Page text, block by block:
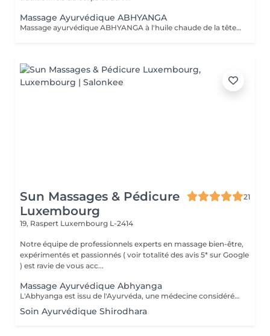
Massage Ayurvédique ABHYANGA
Massage ayurvédique ABHYANGA à l'huile chaude de la tête aux pieds C'est un massage enveloppant et relaxant aux huiles végétales chaudes et des huiles essentielles, soigneusement sélectionnées en fonction des bienfaits recherchés et pour équilibrer votre Dosha (Vata, Kapha ou Pitta). De manière générale, ce massage permet de détoxifier, revitaliser et de lutter contre le stress et le vieillissement. Lors de la séance la praticienne utilise différentes huiles précieuses auyurvediques Des huiles ayurvédique capillaires Huile Keranya Potion capillaire puissante à base de graines du Cumin Noir pour les forces des cheveux Huile Ambhring Revitaliseur aux herbes Amla et Bhringraj (pour les cheveux mous, sans vie, matures et grisonnants) Huile Nectar Rukshadi pour les cheveux secs et au cuir chevelu squameux Elixir capillaire Saromyas avec l'extrait de Lotus sacré pour les cheveux terne, sans éclat et rêches Les huiles ayurvédiques précieuses pour le visage Huile Bharanyu revitalisante au curcuma, de la racine apaisante de Manjistha, de fruit Amla et de la cannelle. Huile Saine Paraania purifiante et éclaircissante de l'arbre quinquina d'Inde avec les huiles essentielles de Gardénia, de Jasmin et de Néroli. Ces huiles sont reparties en grande quantité sur l'ensemble du corps. Du cuir chevelu aux orteils, chaque zone du corps est massée pour le libérer de toutes ses tensions. Selon l'esprit d'Abyhanga, les énergies négatives glissent sur le corps bien huilé et ne peuvent pas s'accrocher.
Sun Massages & Pédicure
Luxembourg
21
19, Raspert Luxembourg L-2414
Notre équipe de professionnels experts en massage bien-être,
expérimentés et passionnés ( voir totalité des avis 5* sur Google
) est ravie de vous acc...
Massage Ayurvédique Abhyanga
L'Abhyanga est issu de l'Ayurvéda, une médecine considérée comme sacrée en Inde depuis plus de 4000 ans. Il s'appuie sur les sept centres énergétiques du corps que le praticien va rééquilibrer en stimulant les trajets de l'énergie afin de permettre à celle-ci de circuler librement dans tout le corps. Usage d'huiles ayurvédiques chaudes, pressions, frictions, étirements dans un rythme modéré, en alternant des manuvres lentes et plus rapides. Résultat, le bien-être physique et émotionnel sont retrouvés. Pour tous, en particulier les personnes nerveuses souffrant de stress, de fatigue et ayant du mal à gérer leurs émotions. Le massage Abhyanga fait également des merveilles sur : la concentration, le sommeil, la digestion, la dépression. Sur le plan physiologique, il permet de favoriser la circulation sanguine, la respiration, l'assouplissement des articulations et le relâchement musculaire.
Soin Ayurvédique Shirodhara